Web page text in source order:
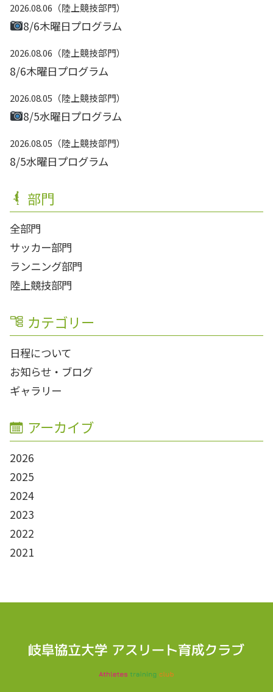
2026.08.06 陸上競技部門
8/6木曜日プログラム
2026.08.06 陸上競技部門
8/6木曜日プログラム
2026.08.05 陸上競技部門
8/5水曜日プログラム
2026.08.05 陸上競技部門
8/5水曜日プログラム
部門
全部門
サッカー部門
ランニング部門
陸上競技部門
カテゴリー
日程について
お知らせ・ブログ
ギャラリー
アーカイブ
2026
2025
2024
2023
2022
2021